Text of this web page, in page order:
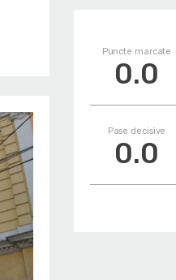
Puncte marcate
0.0
Pase decisive
0.0